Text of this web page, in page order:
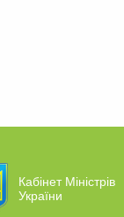
Кабінет Міністрів
України